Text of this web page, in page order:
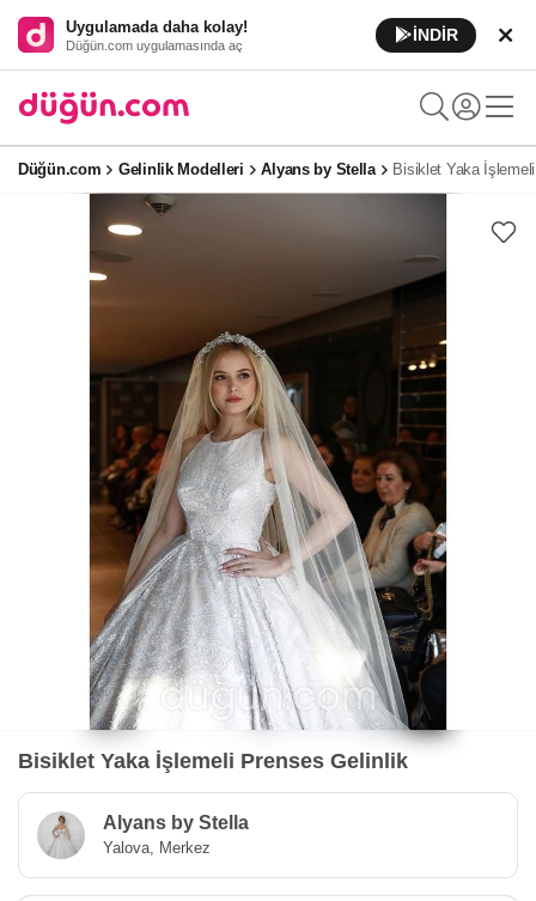
Uygulamada daha kolay!
Düğün.com uygulamasında aç
İNDİR
Düğün.com Gelinlik Modelleri Alyans by Stella Bisiklet Yaka
Bisiklet Yaka İşlemeli Prenses Gelinlik
Alyans by Stella
Yalova, Merkez